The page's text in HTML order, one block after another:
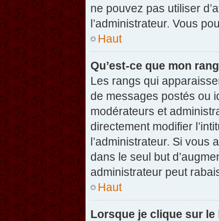
ne pouvez pas utiliser
l’administrateur. Vous
Haut
Qu’est-ce que mon
Les rangs qui
de messages postés ou
modérateurs et
directement modifier
l’administrateur. Si vous
dans le seul but
administrateur peut
Haut
Lorsque je clique sur